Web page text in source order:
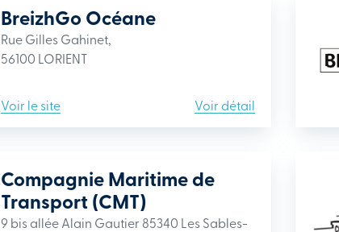
BreizhGo Océane
Rue Gilles Gahinet,
56100 LORIENT
Voir le site Voir détail
Compagnie Maritime de
Transport (CMT)
9 bis allée Alain Gautier 85340 Les Sables-